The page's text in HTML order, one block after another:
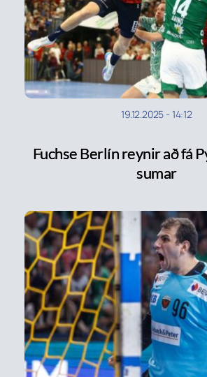
19.12.2025 - 14:12
Fuchse Berlín reynir að fá
sumar